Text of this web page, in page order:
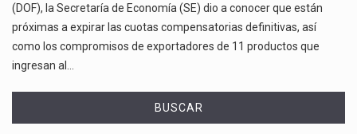
(DOF), la Secretaría de Economía (SE) dio a conocer que están
próximas a expirar las cuotas compensatorias definitivas, así
como los compromisos de exportadores de 11 productos que
ingresan al…
BUSCAR